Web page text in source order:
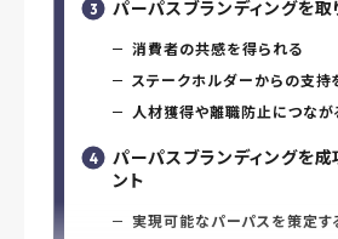
パーパスブランディングを
消費者の共感を得られる
ステークホルダーからの支持
人材獲得や離職防止につなが
パーパスブランディングを
ント
実現可能なパーパスを策定す